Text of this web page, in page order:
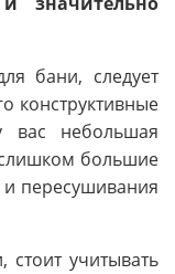
бани, следует
конструктивные
вас небольшая
слишком большие
пересушивания
учитывать